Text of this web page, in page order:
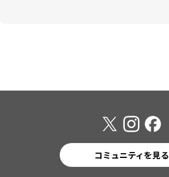
コミュニティを見る